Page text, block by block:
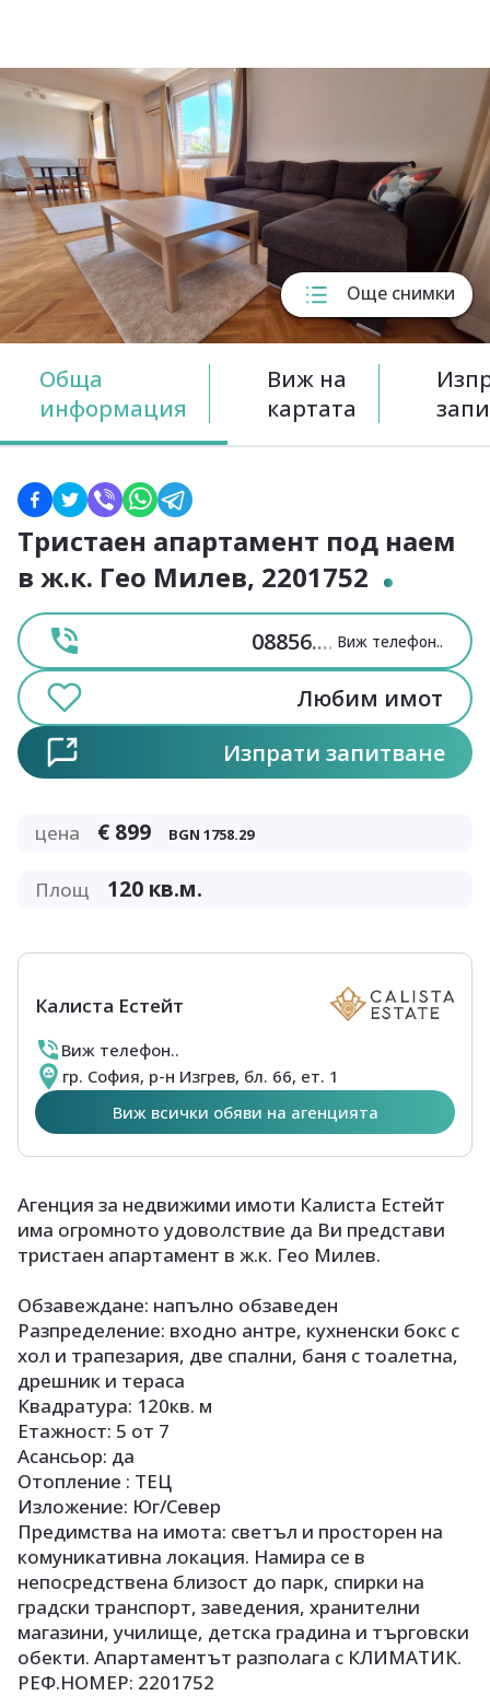
Още снимки
Обща
информация
Виж на
картата
Тристаен апартамент под наем
в ж.к. Гео Милев, 2201752
08856.... Виж телефон..
Любим имот
Изпрати запитване
цена € 899 BGN 1758.29
Площ 120 кв.м.
Агенция за недвижими имоти Калиста Естейт
има огромното удоволствие да Ви представи
тристаен апартамент в ж.к. Гео Милев.
Обзавеждане: напълно обзаведен
Разпределение: входно антре, кухненски бокс с
хол и трапезария, две спални, баня с тоалетна,
дрешник и тераса
Квадратура: 120кв. м
Етажност: 5 от 7
Асансьор: да
Отопление : ТЕЦ
Изложение: Юг/Север
Предимства на имота: светъл и просторен на
комуникативна локация. Намира се в
непосредствена близост до парк, спирки на
градски транспорт, заведения, хранителни
магазини, училище, детска градина и търговски
обекти. Апартаментът разполага с КЛИМАТИК.
РЕФ.НОМЕР: 2201752
Калиста Естейт
Виж телефон..
гр. София, р-н Изгрев, бл. 66, ет. 1
Виж всички обяви на агенцията